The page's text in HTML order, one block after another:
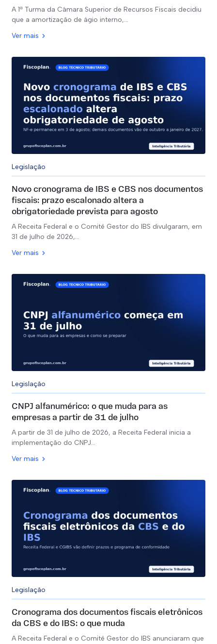
A 1ª Turma da Câmara Superior de Recursos Fiscais decidiu
que a amortização de ágio interno,…
Ver mais
Legislação
Novo cronograma de IBS e CBS nos documentos
fiscais: prazo escalonado altera a
obrigatoriedade prevista para agosto
A Receita Federal e o Comitê Gestor do IBS divulgaram, em
31 de julho de 2026,…
Ver mais
Legislação
CNPJ alfanumérico: o que muda para as
empresas a partir de 31 de julho
A partir de 31 de julho de 2026, a Receita Federal inicia a
implementação do CNPJ…
Ver mais
Legislação
Cronograma dos documentos fiscais eletrônicos
da CBS e do IBS: o que muda
A Receita Federal e o Comitê Gestor do IBS anunciaram que